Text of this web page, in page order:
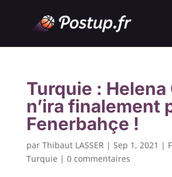
Turquie : Helena
n’ira finalement
Fenerbahçe !
par Thibaut LASSER | Sep 1, 2021 |
Turquie | 0 commentaires